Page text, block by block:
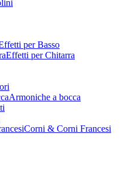
per Basso
Effetti per Chitarra
Armoniche a bocca
Corni & Corni Francesi